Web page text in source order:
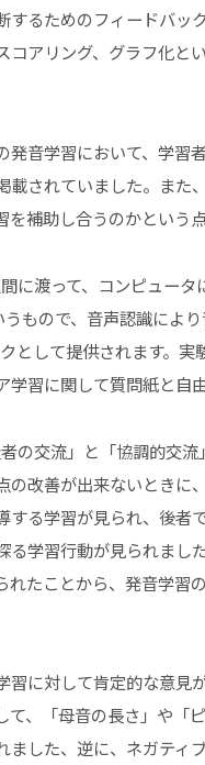
るためのフィードバッ
アリング、グラフ化と
発音学習において、学習
載されていました。また
補助し合うのかという
に渡って、コンピュー
もので、音声認識によ
として提供されます。
習に関して質問紙と自
の交流」と「協調的交
改善が出来ないときに
る学習が見られ、後者
学習行動が見られまし
たことから、発音学習
に対して肯定的な意見
、「母音の長さ」や「
ました、逆に、ネガティ